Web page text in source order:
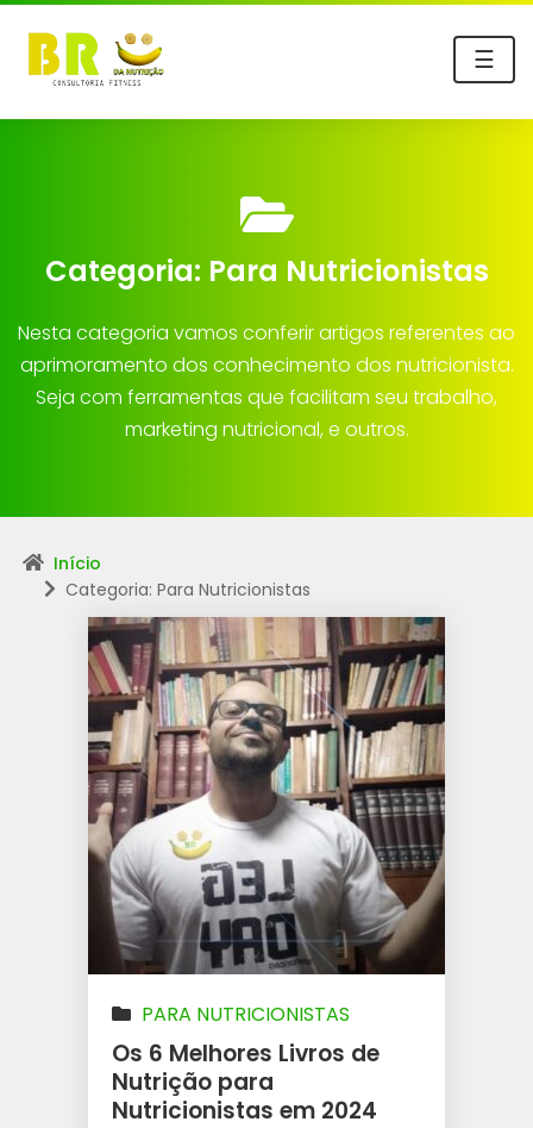
☰
Categoria: Para Nutricionistas
Nesta categoria vamos conferir artigos referentes ao
aprimoramento dos conhecimento dos nutricionista.
Seja com ferramentas que facilitam seu trabalho,
marketing nutricional, e outros.
Início
Categoria: Para Nutricionistas
PARA NUTRICIONISTAS
Os 6 Melhores Livros de
Nutrição para
Nutricionistas em 2024